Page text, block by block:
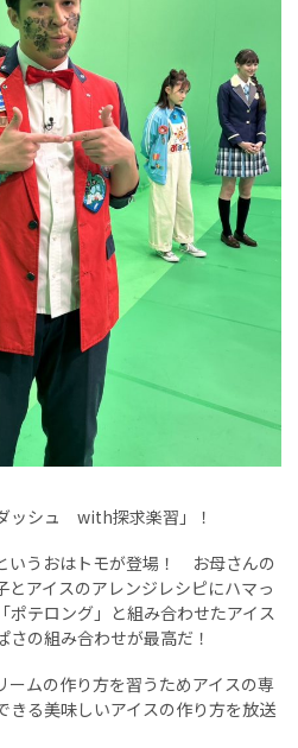
ッシュ with探求楽習」！
いうおはトモが登場！ お母さんの
アイスのアレンジレシピにハマっ
ポテロング」と組み合わせたアイス
の組み合わせが最高だ！
ームの作り方を習うためアイスの専
る美味しいアイスの作り方を放送